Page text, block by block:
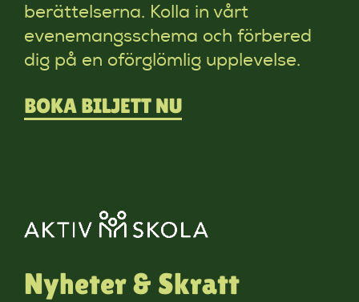
berättelserna. Kolla in vårt
evenemangsschema och förbered
dig på en oförglömlig upplevelse.
BOKA BILJETT NU
Nyheter & Skratt